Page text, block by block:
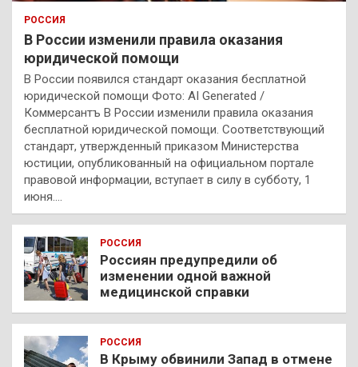
РОССИЯ
В России изменили правила оказания
юридической помощи
В России появился стандарт оказания бесплатной
юридической помощи Фото: AI Generated /
Коммерсантъ В России изменили правила оказания
бесплатной юридической помощи. Соответствующий
стандарт, утвержденный приказом Министерства
юстиции, опубликованный на официальном портале
правовой информации, вступает в силу в субботу, 1
июня.…
РОССИЯ
Россиян предупредили об
изменении одной важной
медицинской справки
РОССИЯ
В Крыму обвинили Запад в отмене